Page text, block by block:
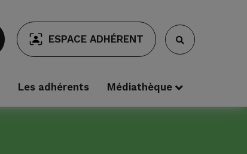
ESPACE ADHÉRENT
Les adhérents Médiathèque